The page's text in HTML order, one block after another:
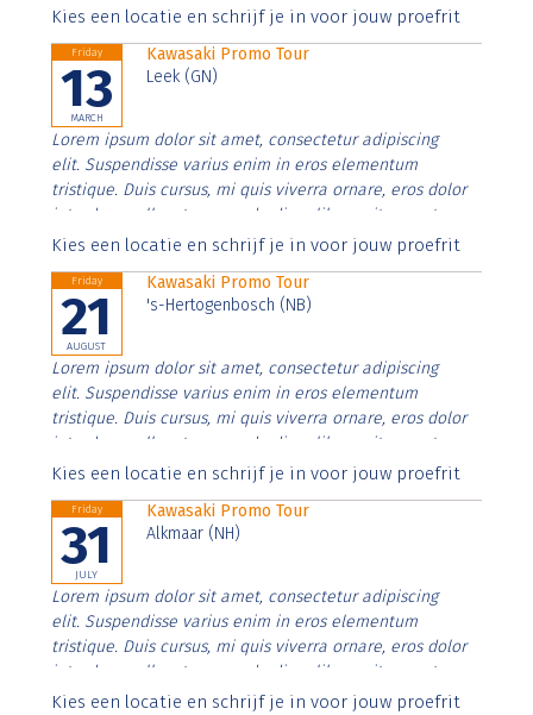
Aenean faucibus nibh et justo cursus id rutrum lorem
Kies een locatie en schrijf je in voor jouw proefrit
Friday
13
MARCH
Kawasaki Promo Tour
Leek (GN)
Lorem ipsum dolor sit amet, consectetur adipiscing
elit. Suspendisse varius enim in eros elementum
tristique. Duis cursus, mi quis viverra ornare, eros dolor
interdum nulla, ut commodo diam libero vitae erat.
Aenean faucibus nibh et justo cursus id rutrum lorem
Kies een locatie en schrijf je in voor jouw proefrit
Friday
21
AUGUST
Kawasaki Promo Tour
's-Hertogenbosch (NB)
Lorem ipsum dolor sit amet, consectetur adipiscing
elit. Suspendisse varius enim in eros elementum
tristique. Duis cursus, mi quis viverra ornare, eros dolor
interdum nulla, ut commodo diam libero vitae erat.
Aenean faucibus nibh et justo cursus id rutrum lorem
Kies een locatie en schrijf je in voor jouw proefrit
Friday
31
JULY
Kawasaki Promo Tour
Alkmaar (NH)
Lorem ipsum dolor sit amet, consectetur adipiscing
elit. Suspendisse varius enim in eros elementum
tristique. Duis cursus, mi quis viverra ornare, eros dolor
interdum nulla, ut commodo diam libero vitae erat.
Aenean faucibus nibh et justo cursus id rutrum lorem
Kies een locatie en schrijf je in voor jouw proefrit